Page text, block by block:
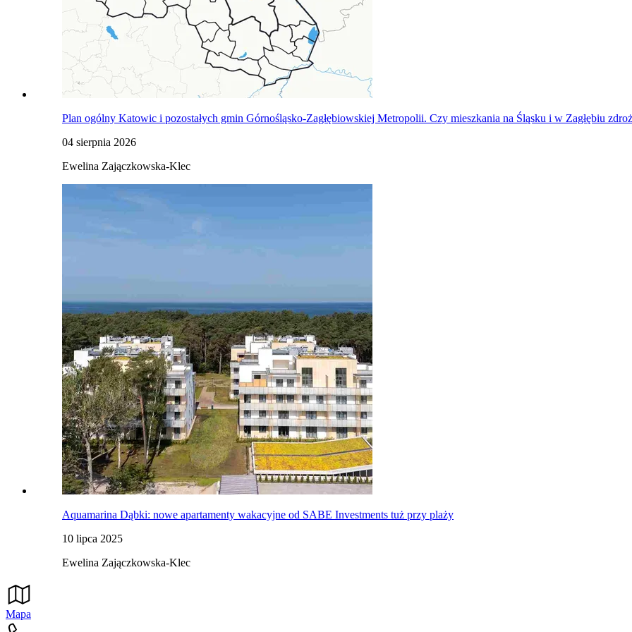
Plan ogólny Katowic i pozostałych gmin Górnośląsko-Zagłębiowskiej Metropolii. Czy mieszkania na Śląsku i w Zagłębiu
04 sierpnia 2026
Ewelina Zajączkowska-Klec
Aquamarina Dąbki: nowe apartamenty wakacyjne od SABE Investments tuż przy plaży
10 lipca 2025
Ewelina Zajączkowska-Klec
Mapa